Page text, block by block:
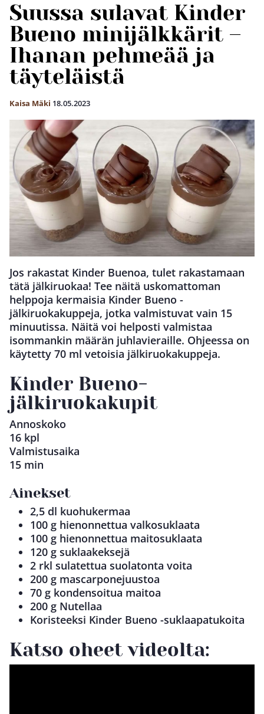
Suussa sulavat Kinder
Bueno minijälkkärit –
Ihanan pehmeää ja
täyteläistä
Kaisa Mäki 18.05.2023
Jos rakastat Kinder Buenoa, tulet rakastamaan
tätä jälkiruokaa! Tee näitä uskomattoman
helppoja kermaisia ​​Kinder Bueno -
jälkiruokakuppeja, jotka valmistuvat vain 15
minuutissa. Näitä voi helposti valmistaa
isommankin määrän juhlavieraille. Ohjeessa on
käytetty 70 ml vetoisia jälkiruokakuppeja.
Kinder Bueno-
jälkiruokakupit
Annoskoko
16 kpl
Valmistusaika
15 min
Ainekset
2,5 dl kuohukermaa
100 g hienonnettua valkosuklaata
100 g hienonnettua maitosuklaata
120 g suklaakeksejä
2 rkl sulatettua suolatonta voita
200 g mascarponejuustoa
70 g kondensoitua maitoa
200 g Nutellaa
Koristeeksi Kinder Bueno -suklaapatukoita
Katso oheet videolta: